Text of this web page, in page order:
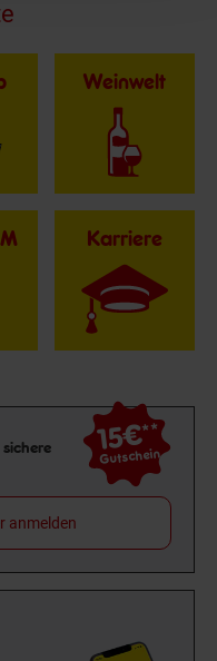
Weinwelt
Karriere
15€**
Gutschein
anmelden